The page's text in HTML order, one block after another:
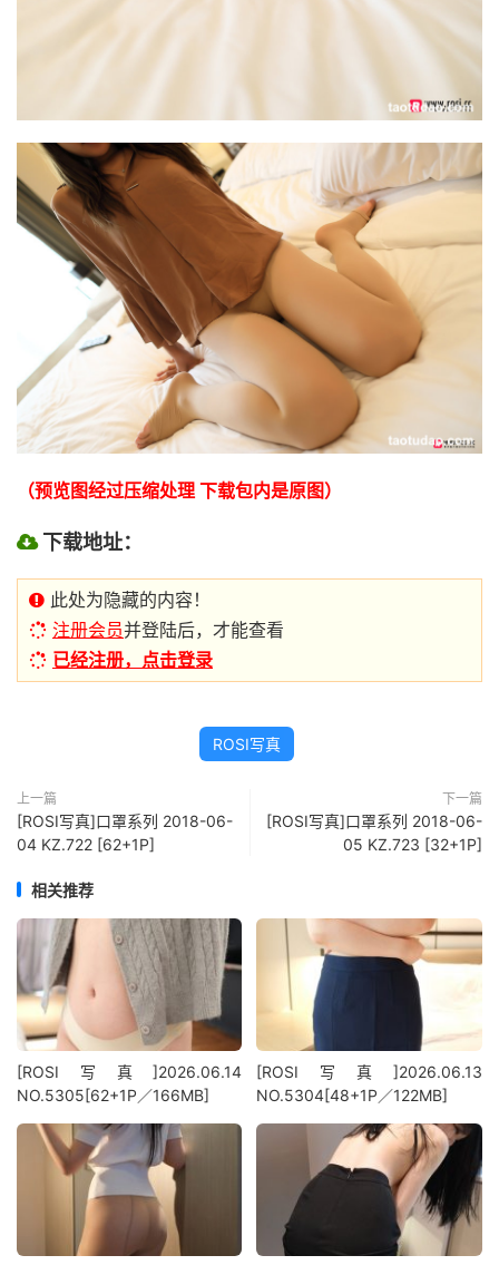
（预览图经过压缩处理 下载包内是原图）
下载地址：
此处为隐藏的内容！
注册会员并登陆后，才能查看
已经注册，点击登录
ROSI写真
上一篇
[ROSI写真]口罩系列 2018-06-
04 KZ.722 [62+1P]
下一篇
[ROSI写真]口罩系列 2018-06-
05 KZ.723 [32+1P]
相关推荐
[ROSI写真]2026.06.14
NO.5305[62+1P／166MB]
[ROSI写真]2026.06.13
NO.5304[48+1P／122MB]